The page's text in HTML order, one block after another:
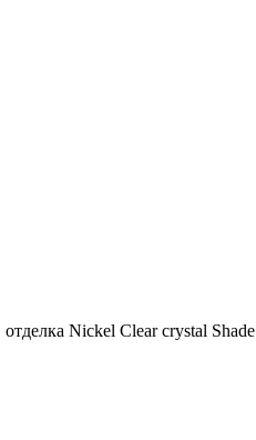
Nickel Clear crystal Shade